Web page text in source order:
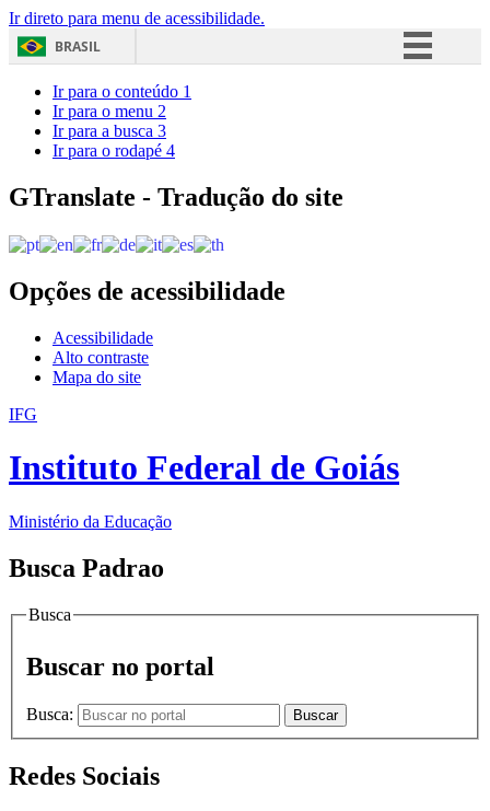
Ir direto para menu de acessibilidade.
BRASIL
Acesso à informação
Ir para o conteúdo 1
Ir para o menu 2
Ir para a busca 3
Ir para o rodapé 4
GTranslate - Tradução do site
Opções de acessibilidade
Acessibilidade
Alto contraste
Mapa do site
IFG
Instituto Federal de Goiás
Ministério da Educação
Busca Padrao
Busca
Buscar no portal
Busca: Buscar
Redes Sociais